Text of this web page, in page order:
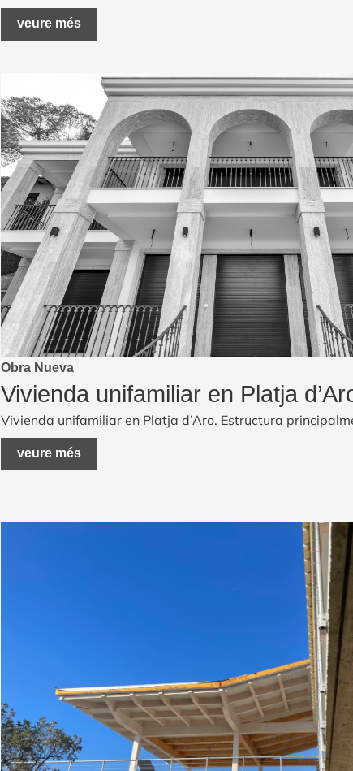
veure més
Obra Nueva
Vivienda unifamiliar en Platja
Vivienda unifamiliar en Platja d’Aro. Estructura
veure més